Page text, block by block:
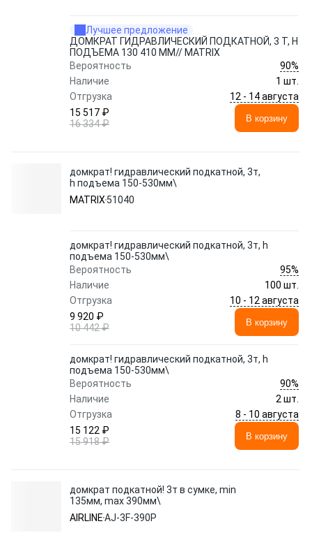
Лучшее предложение
ДОМКРАТ ГИДРАВЛИЧЕСКИЙ ПОДКАТНОЙ, 3 Т, H
ПОДЪЕМА 130 410 ММ// MATRIX
Вероятность
90%
Наличие
1 шт.
Отгрузка
12 - 14 августа
15 517 ₽
16 334 ₽
В корзину
домкрат! гидравлический подкатной, 3т,
h подъема 150-530мм\
MATRIX 51040
домкрат! гидравлический подкатной, 3т, h
подъема 150-530мм\
Вероятность
95%
Наличие
100 шт.
Отгрузка
10 - 12 августа
9 920 ₽
10 442 ₽
В корзину
домкрат! гидравлический подкатной, 3т, h
подъема 150-530мм\
Вероятность
90%
Наличие
2 шт.
Отгрузка
8 - 10 августа
15 122 ₽
15 918 ₽
В корзину
домкрат подкатной! 3т в сумке, min
135мм, max 390мм\
AIRLINEAJ-3F-390P